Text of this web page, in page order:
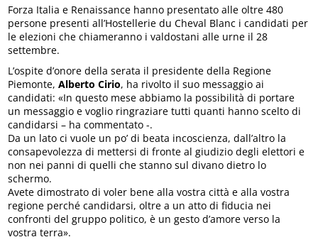
Forza Italia e Renaissance hanno presentato alle oltre 480
persone presenti all’Hostellerie du Cheval Blanc i candidati per
le elezioni che chiameranno i valdostani alle urne il 28
settembre.
L’ospite d’onore della serata il presidente della Regione
Piemonte, Alberto Cirio, ha rivolto il suo messaggio ai
candidati: «In questo mese abbiamo la possibilità di portare
un messaggio e voglio ringraziare tutti quanti hanno scelto di
candidarsi – ha commentato -.
Da un lato ci vuole un po’ di beata incoscienza, dall’altro la
consapevolezza di mettersi di fronte al giudizio degli elettori e
non nei panni di quelli che stanno sul divano dietro lo
schermo.
Avete dimostrato di voler bene alla vostra città e alla vostra
regione perché candidarsi, oltre a un atto di fiducia nei
confronti del gruppo politico, è un gesto d’amore verso la
vostra terra».